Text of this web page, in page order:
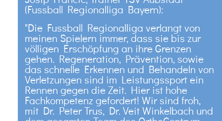
KOOPERATIONEN
AKTUELL
Presse / Medien
Vorträge / Veranstaltungen
Stellenangebote
KONTAKT
Bad Neustadt
(Fussball Regionalliga Bayern):
"Die Fussball Regionalliga verlangt von
meinen Spielern immer, dass sie bis zur
völligen Erschöpfung an ihre Grenzen
gehen. Regeneration, Prävention, sowie
das schnelle Erkennen und Behandeln von
Verletzungen sind im Leistungssport ein
Rennen gegen die Zeit. Hier ist hohe
Fachkompetenz gefordert! Wir sind froh,
mit Dr. Peter Trus, Dr. Veit Winkelbach und